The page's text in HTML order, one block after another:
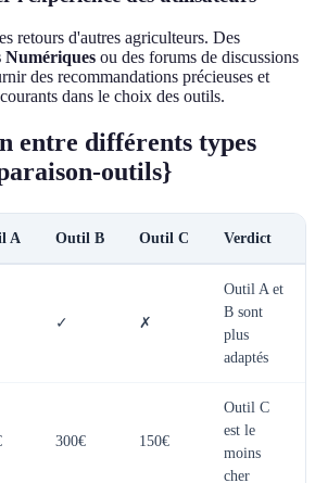
retours d'autres agriculteurs. Des
Numériques ou des forums de discussions
des recommandations précieuses et
dans le choix des outils.
entre différents types
outils}
A Outil B Outil C Verdict
✓ ✗
Outil A et
B sont
plus
adaptés
300€ 150€
Outil C
est le
moins
cher